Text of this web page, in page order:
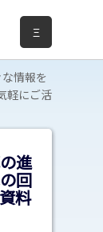
Ξ
情報を
軽にご活
進
回
料